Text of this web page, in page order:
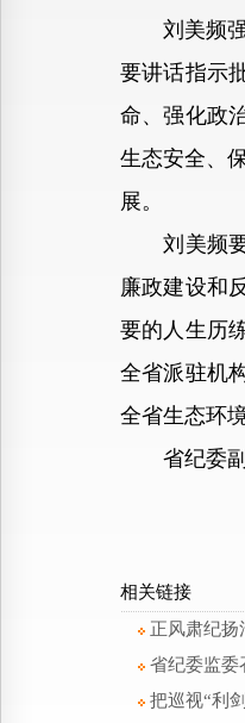
刘美频强
要讲话指示
命、强化政
生态安全、
展。
刘美频要
廉政建设和
要的人生历
全省派驻机
全省生态环
省纪委副
相关链接
正风肃纪
省纪委监委
把巡视“利